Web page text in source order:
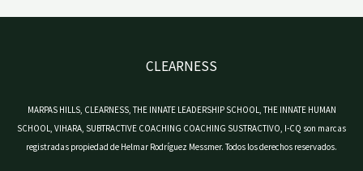
CLEARNESS
MARPAS HILLS, CLEARNESS, THE INNATE LEADERSHIP SCHOOL, THE INNATE HUMAN
SCHOOL, VIHARA, SUBTRACTIVE COACHING COACHING SUSTRACTIVO, I-CQ son marcas
registradas propiedad de Helmar Rodríguez Messmer. Todos los derechos reservados.